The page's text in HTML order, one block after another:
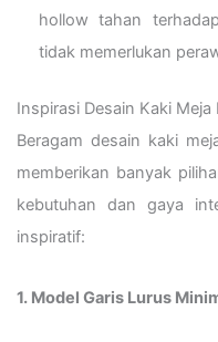
hollow tahan
tidak memerlukan
Inspirasi Desain Kaki Meja
Beragam desain kaki
memberikan banyak
kebutuhan dan gaya
inspiratif:
1. Model Garis Lurus